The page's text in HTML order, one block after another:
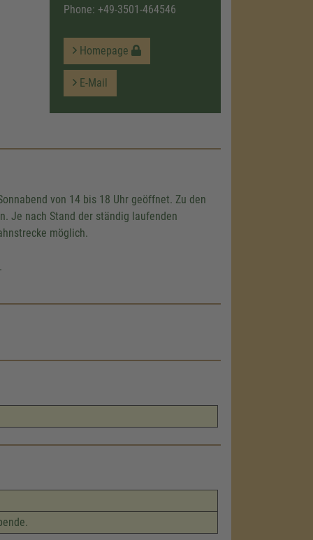
Phone: +49-3501-464546
Homepage
E-Mail
von 14 bis 18 Uhr geöffnet. Zu den
Je nach Stand der ständig laufenden
möglich.